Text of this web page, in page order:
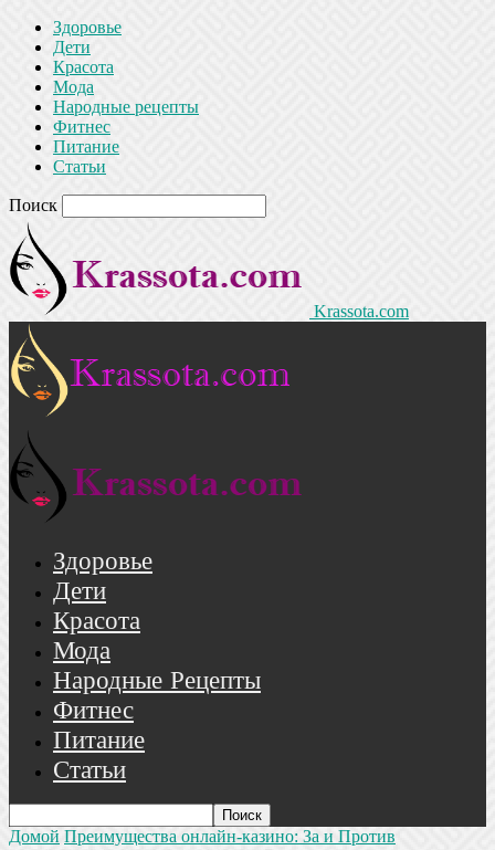
Здоровье
Дети
Красота
Мода
Народные рецепты
Фитнес
Питание
Статьи
Поиск
Krassota.com
Здоровье
Дети
Красота
Мода
Народные Рецепты
Фитнес
Питание
Статьи
Домой Преимущества онлайн-казино: За и Против